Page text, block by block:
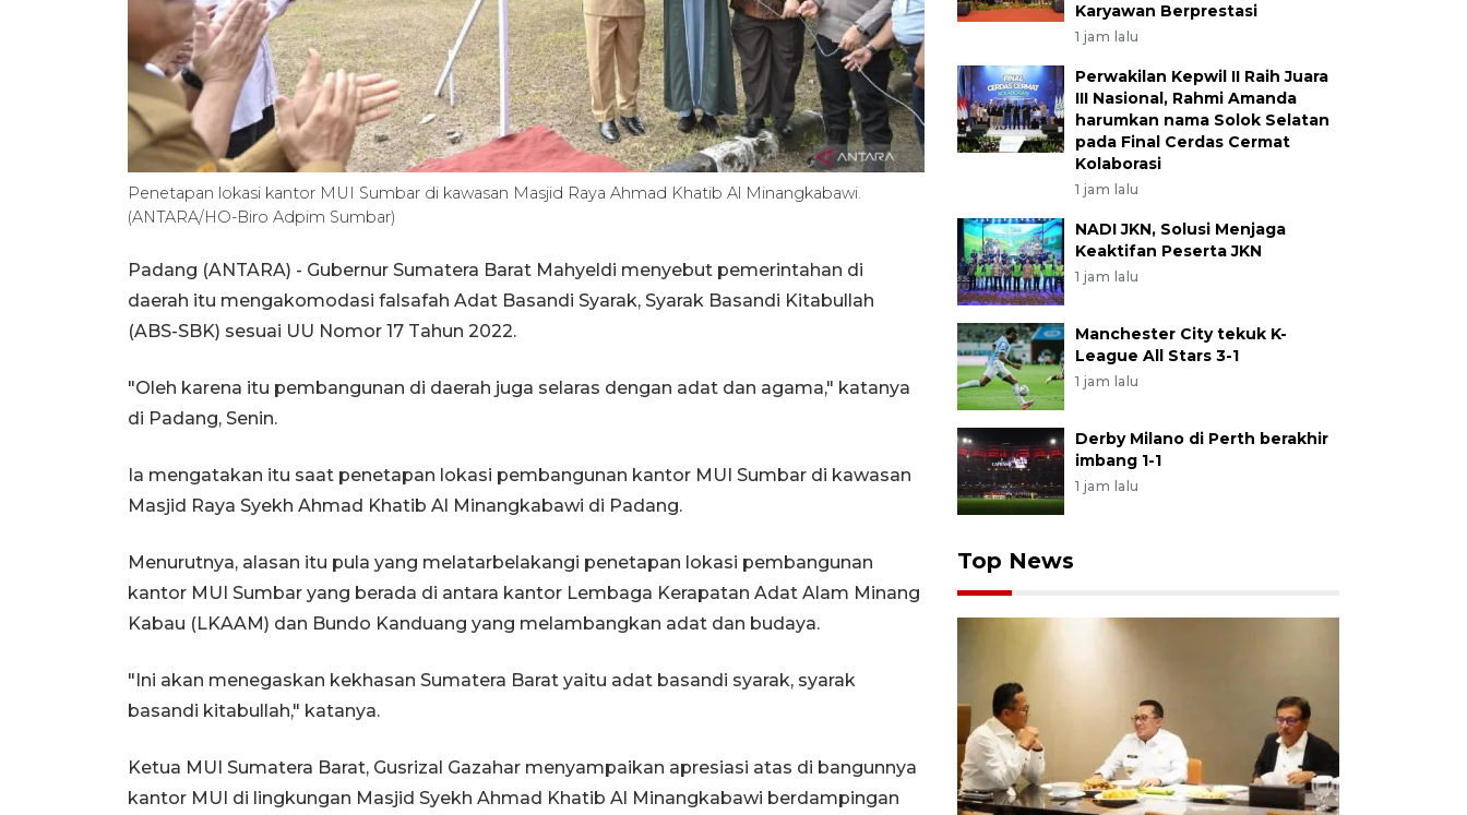
Penetapan lokasi kantor MUI Sumbar di kawasan Masjid Raya Ahmad Khatib Al Minangkabawi.
(ANTARA/HO-Biro Adpim Sumbar)
Padang (ANTARA) - Gubernur Sumatera Barat Mahyeldi menyebut pemerintahan di
daerah itu mengakomodasi falsafah Adat Basandi Syarak, Syarak Basandi Kitabullah
(ABS-SBK) sesuai UU Nomor 17 Tahun 2022.
"Oleh karena itu pembangunan di daerah juga selaras dengan adat dan agama," katanya
di Padang, Senin.
Ia mengatakan itu saat penetapan lokasi pembangunan kantor MUI Sumbar di kawasan
Masjid Raya Syekh Ahmad Khatib Al Minangkabawi di Padang.
Menurutnya, alasan itu pula yang melatarbelakangi penetapan lokasi pembangunan
kantor MUI Sumbar yang berada di antara kantor Lembaga Kerapatan Adat Alam Minang
Kabau (LKAAM) dan Bundo Kanduang yang melambangkan adat dan budaya.
"Ini akan menegaskan kekhasan Sumatera Barat yaitu adat basandi syarak, syarak
basandi kitabullah," katanya.
Ketua MUI Sumatera Barat, Gusrizal Gazahar menyampaikan apresiasi atas di bangunnya
kantor MUI di lingkungan Masjid Syekh Ahmad Khatib Al Minangkabawi berdampingan
Karyawan Berprestasi
1 jam lalu
Perwakilan Kepwil II Raih Juara
III Nasional, Rahmi Amanda
harumkan nama Solok Selatan
pada Final Cerdas Cermat
Kolaborasi
1 jam lalu
NADI JKN, Solusi Menjaga
Keaktifan Peserta JKN
1 jam lalu
Manchester City tekuk K-
League All Stars 3-1
1 jam lalu
Derby Milano di Perth berakhir
imbang 1-1
1 jam lalu
Top News